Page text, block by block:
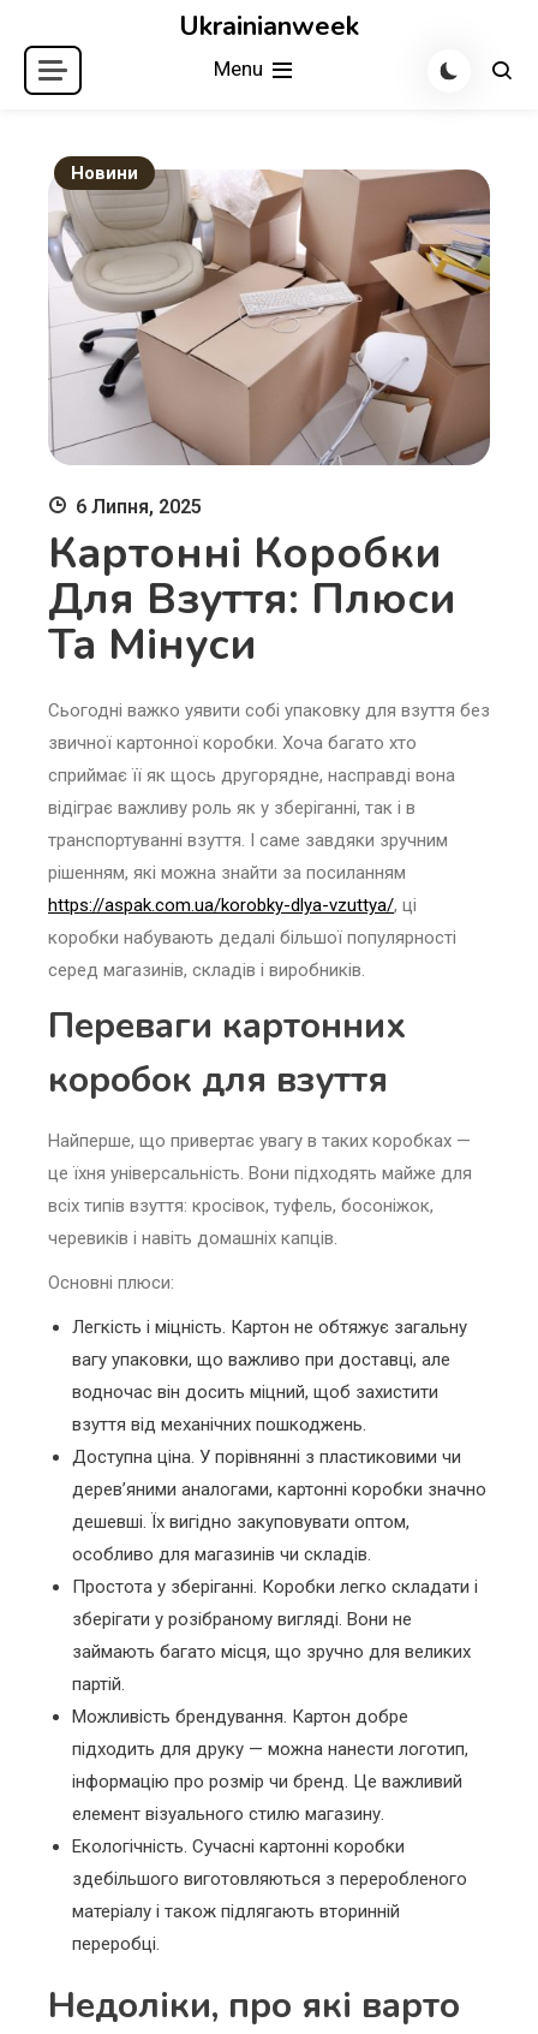
content
Ukrainianweek
Menu
Новини
6 Липня, 2025
Картонні Коробки
Для Взуття: Плюси
Та Мінуси
Сьогодні важко уявити собі упаковку для взуття без
звичної картонної коробки. Хоча багато хто
сприймає її як щось другорядне, насправді вона
відіграє важливу роль як у зберіганні, так і в
транспортуванні взуття. І саме завдяки зручним
рішенням, які можна знайти за посиланням
https://aspak.com.ua/korobky-dlya-vzuttya/, ці
коробки набувають дедалі більшої популярності
серед магазинів, складів і виробників.
Переваги картонних
коробок для взуття
Найперше, що привертає увагу в таких коробках —
це їхня універсальність. Вони підходять майже для
всіх типів взуття: кросівок, туфель, босоніжок,
черевиків і навіть домашніх капців.
Основні плюси:
Легкість і міцність. Картон не обтяжує загальну
вагу упаковки, що важливо при доставці, але
водночас він досить міцний, щоб захистити
взуття від механічних пошкоджень.
Доступна ціна. У порівнянні з пластиковими чи
дерев’яними аналогами, картонні коробки значно
дешевші. Їх вигідно закуповувати оптом,
особливо для магазинів чи складів.
Простота у зберіганні. Коробки легко складати і
зберігати у розібраному вигляді. Вони не
займають багато місця, що зручно для великих
партій.
Можливість брендування. Картон добре
підходить для друку — можна нанести логотип,
інформацію про розмір чи бренд. Це важливий
елемент візуального стилю магазину.
Екологічність. Сучасні картонні коробки
здебільшого виготовляються з переробленого
матеріалу і також підлягають вторинній
переробці.
Недоліки, про які варто